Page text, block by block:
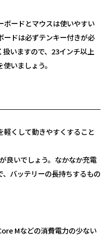
ボードとマウスは使いやすい
ードは必ずテンキー付きが必
いますので、23インチ以上
いましょう。
くして動きやすくすること
良いでしょう。なかなか充電
バッテリーの長持ちするもの
Mなどの消費電力の少ない